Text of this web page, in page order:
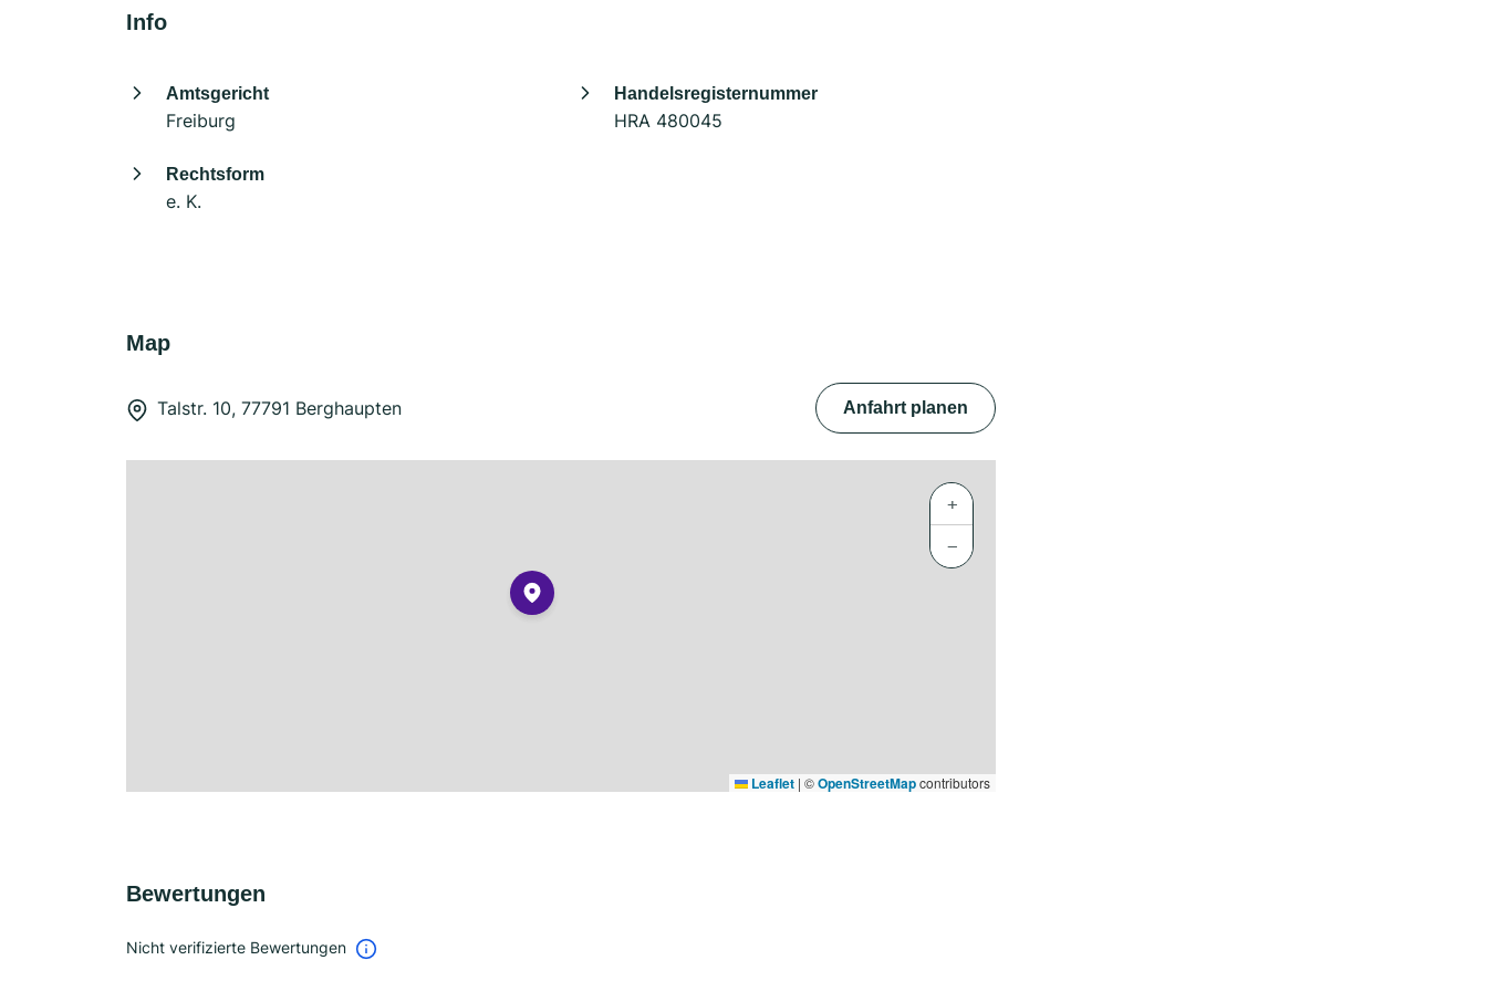
Info
Amtsgericht
Freiburg
Handelsregisternummer
HRA 480045
Rechtsform
e. K.
Map
Talstr. 10, 77791 Berghaupten Anfahrt planen
+
−
Leaflet | ©OpenStreetMapcontributors
Bewertungen
Nicht verifizierte Bewertungen